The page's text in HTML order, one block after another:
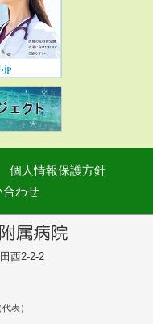
個人情報保護方針
合わせ
西2-2-2
代表）